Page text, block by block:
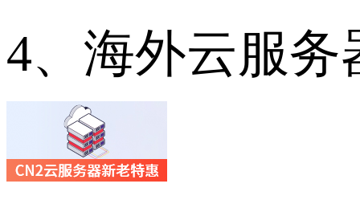
4、海外云服